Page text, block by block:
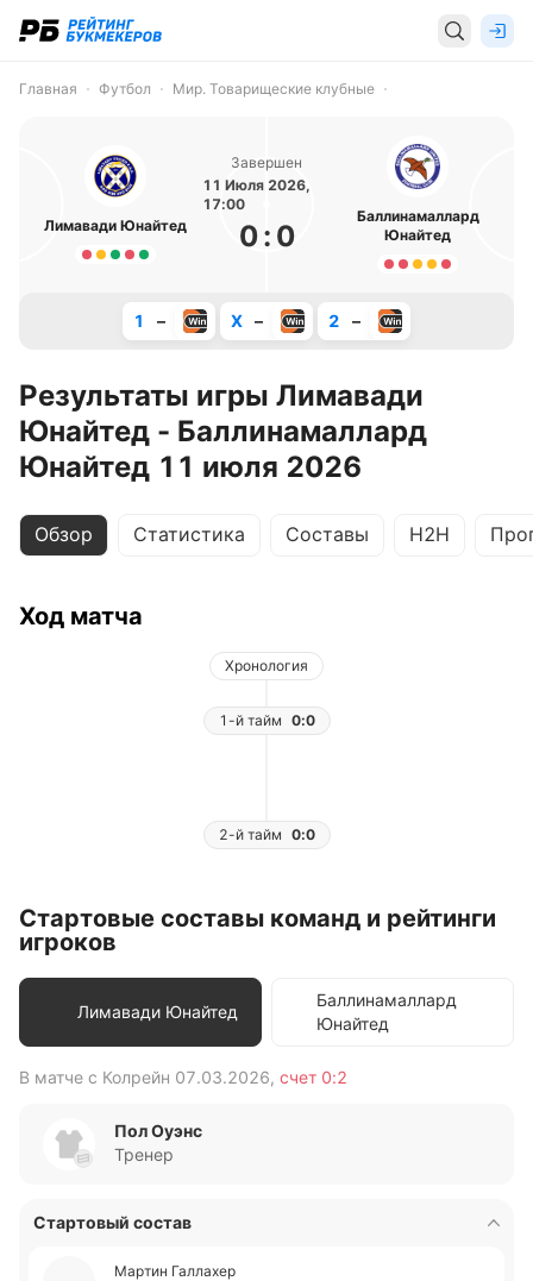
Главная Футбол Мир. Товарищеские клубные
Лимавади Юнайтед
Завершен
11 Июля 2026,
17:00
0: 0
Баллинамаллард
Юнайтед
1 – X – 2 –
Результаты игры Лимавади
Юнайтед - Баллинамаллард
Юнайтед 11 июля 2026
Обзор Статистика Составы H2H
Ход матча
Хронология
1-й тайм 0:0
2-й тайм 0:0
Стартовые составы команд и рейтинги
игроков
Лимавади Юнайтед
Баллинамаллард
Юнайтед
В матче с Колрейн 07.03.2026, счет 0:2
Пол Оуэнс
Тренер
Стартовый состав
Мартин Га­лла­хер